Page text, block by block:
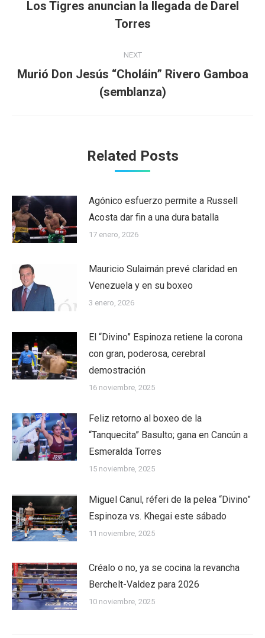
Previous
post:
Los Tigres anuncian la llegada de Darel
Torres
NEXT
Next
post:
Murió Don Jesús “Choláin” Rivero Gamboa
(semblanza)
Related Posts
Agónico esfuerzo permite a Russell
Acosta dar fin a una dura batalla
17 enero, 2026
Mauricio Sulaimán prevé claridad en
Venezuela y en su boxeo
3 enero, 2026
El “Divino” Espinoza retiene la corona
con gran, poderosa, cerebral
demostración
16 noviembre, 2025
Feliz retorno al boxeo de la
“Tanquecita” Basulto; gana en Cancún a
Esmeralda Torres
15 noviembre, 2025
Miguel Canul, réferi de la pelea “Divino”
Espinoza vs. Khegai este sábado
11 noviembre, 2025
Créalo o no, ya se cocina la revancha
Berchelt-Valdez para 2026
10 noviembre, 2025